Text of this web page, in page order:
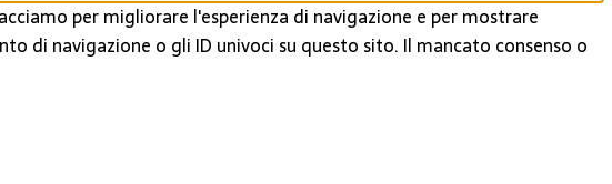
per migliorare l'esperienza di navigazione e per mostrare
di navigazione o gli ID univoci su questo sito. Il mancato consenso o